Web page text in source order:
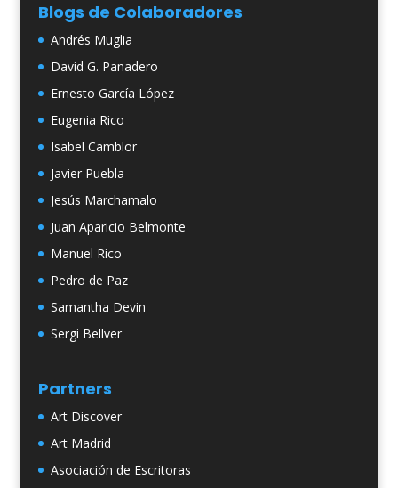
Blogs de Colaboradores
Andrés Muglia
David G. Panadero
Ernesto García López
Eugenia Rico
Isabel Camblor
Javier Puebla
Jesús Marchamalo
Juan Aparicio Belmonte
Manuel Rico
Pedro de Paz
Samantha Devin
Sergi Bellver
Partners
Art Discover
Art Madrid
Asociación de Escritoras